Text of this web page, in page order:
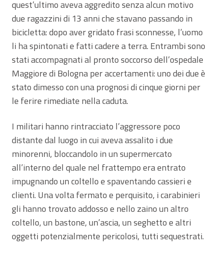
quest’ultimo aveva aggredito senza alcun motivo
due ragazzini di 13 anni che stavano passando in
bicicletta: dopo aver gridato frasi sconnesse, l’uomo
li ha spintonati e fatti cadere a terra. Entrambi sono
stati accompagnati al pronto soccorso dell’ospedale
Maggiore di Bologna per accertamenti: uno dei due è
stato dimesso con una prognosi di cinque giorni per
le ferire rimediate nella caduta.
I militari hanno rintracciato l’aggressore poco
distante dal luogo in cui aveva assalito i due
minorenni, bloccandolo in un supermercato
all’interno del quale nel frattempo era entrato
impugnando un coltello e spaventando cassieri e
clienti. Una volta fermato e perquisito, i carabinieri
gli hanno trovato addosso e nello zaino un altro
coltello, un bastone, un’ascia, un seghetto e altri
oggetti potenzialmente pericolosi, tutti sequestrati.